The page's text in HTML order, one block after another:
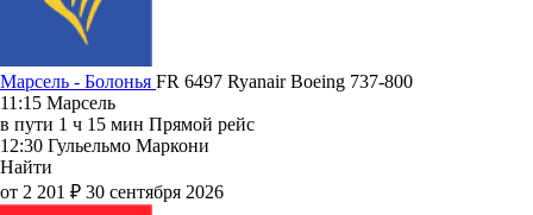
Марсель - Болонья FR 6497 RyanairBoeing 737-800
11:15 Марсель
в пути 1 ч 15 мин Прямой рейс
12:30 Гульельмо Маркони
Найти
от 2 201 ₽ 30 сентября 2026